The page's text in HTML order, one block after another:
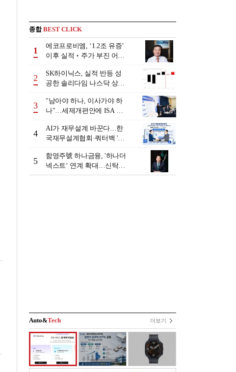
종합BEST CLICK
1
에코프로비엠, ‘1.2조 유증’
이후 실적‧주가 부진 어쩌
2
SK하이닉스, 실적 반등 성
공한 솔리다임 나스닥 상장
3
"남아야 하나, 이사가야 하
나"…세제개편안에 ISA 투
4
AI가 재무설계 바꾼다…한
국재무설계협회·쿼터백 '베
5
함영주號 하나금융, '하나더
넥스트‘ 연계 확대…신탁수
수료 2배 증가 효과 [금융 시
Auto&Tech 더보기